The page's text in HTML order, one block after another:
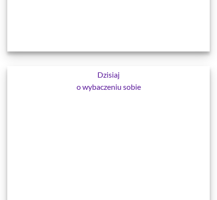
Dzisiaj
o wybaczeniu sobie